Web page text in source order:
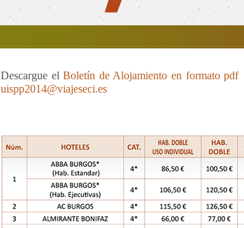
Descargue elBoletín de Alojamiento en formato pdf
uispp2014@viajeseci.es